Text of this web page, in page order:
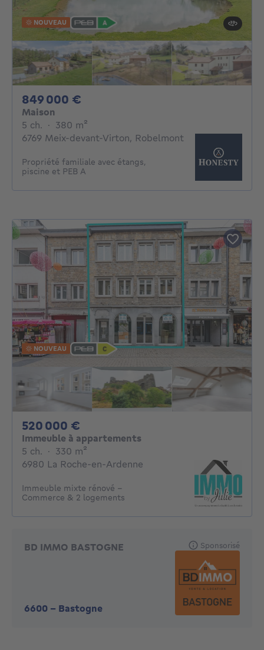
NOUVEAU
849 000 €
Maison
5 ch. 5 chambres
· 380 m²
6769 Meix-devant-Virton, Robelmont
Propriété familiale avec étangs,
piscine et PEB A
NOUVEAU
520 000 €
Immeuble à appartements
5 ch. 5 chambres
· 330 m²
6980 La Roche-en-Ardenne
Immeuble mixte rénové –
Commerce & 2 logements
BD IMMO BASTOGNE
6600 - Bastogne
Sponsorisé